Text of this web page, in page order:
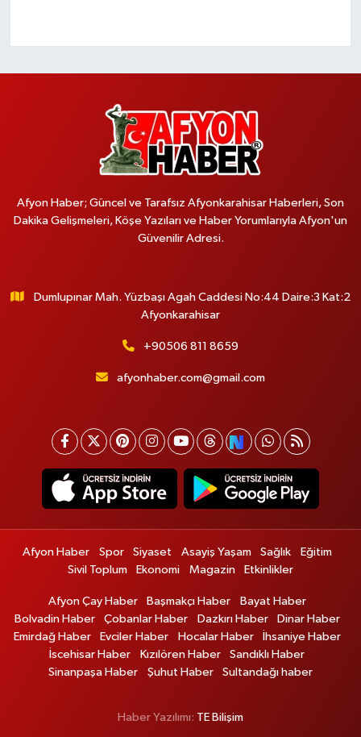
Afyon Haber; Güncel ve Tarafsız Afyonkarahisar Haberleri, Son
Dakika Gelişmeleri, Köşe Yazıları ve Haber Yorumlarıyla Afyon'un
Güvenilir Adresi.
Dumlupınar Mah. Yüzbaşı Agah Caddesi No:44 Daire:3 Kat:2
Afyonkarahisar
+90506 811 8659
afyonhaber.com@gmail.com
Afyon Haber Spor Siyaset Asayiş Yaşam Sağlık
Eğitim
Sivil Toplum
Ekonomi Magazin Etkinlikler
Afyon Çay Haber Başmakçı Haber
Bayat Haber
Bolvadin Haber
Çobanlar Haber Dazkırı Haber
Dinar Haber
Emirdağ Haber
Evciler Haber Hocalar Haber
İhsaniye Haber
İscehisar Haber
Kızılören Haber
Sandıklı Haber
Sinanpaşa Haber
Şuhut Haber Sultandağı haber
Haber Yazılımı: TE Bilişim